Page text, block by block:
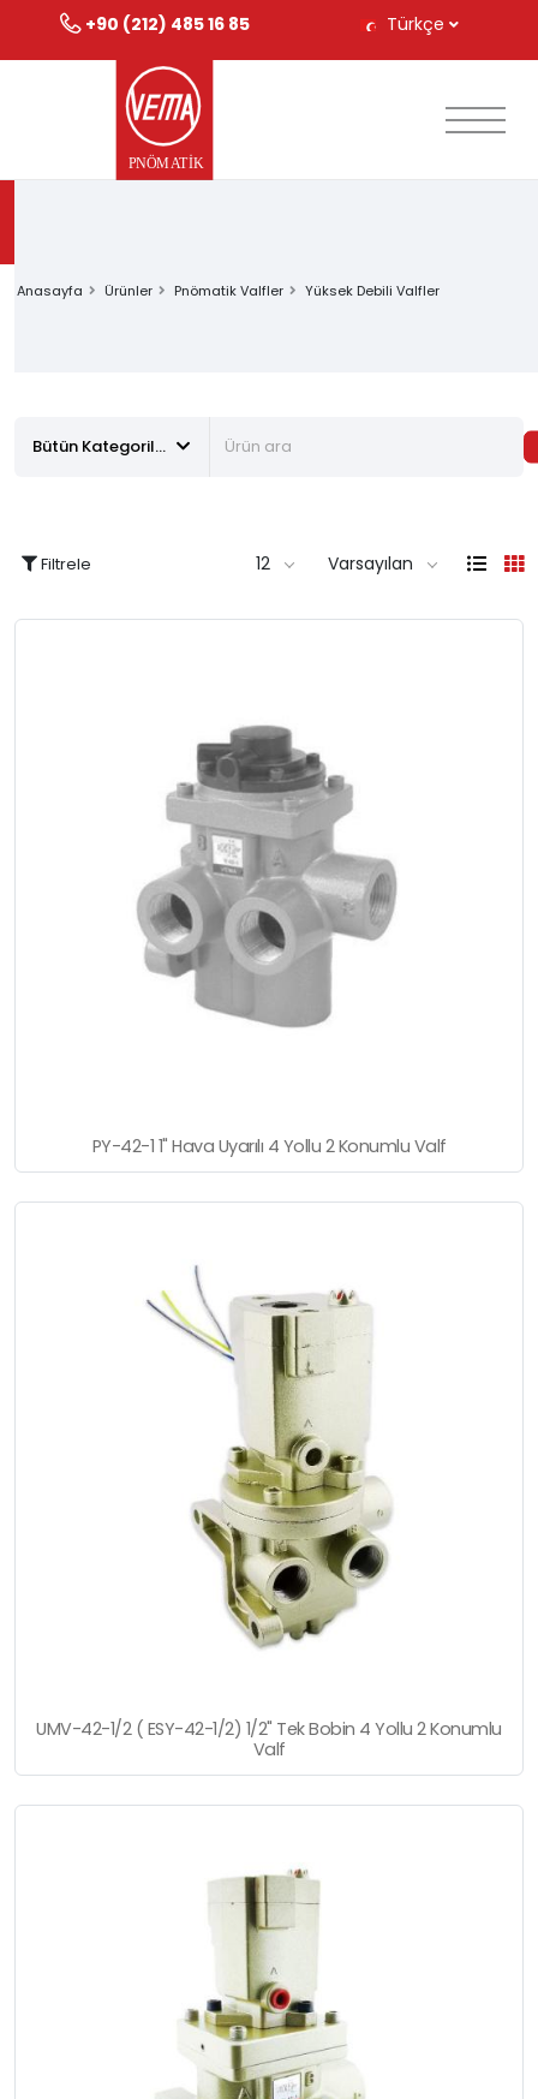
+90 (212) 485 16 85 Türkçe
Anasayfa Ürünler Pnömatik Valfler Yüksek Debili Valfler
Bütün Kategoriler
Filtrele 12 Varsayılan
PY-42-1 1" Hava Uyarılı 4 Yollu 2 Konumlu Valf
UMV-42-1/2 ( ESY-42-1/2) 1/2" Tek Bobin 4 Yollu 2 Konumlu
Valf